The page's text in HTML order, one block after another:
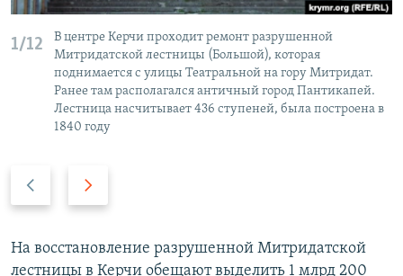
1/12
В центре Керчи проходит ремонт разрушенной
Митридатской лестницы (Большой), которая
поднимается с улицы Театральной на гору Митридат.
Ранее там располагался античный город Пантикапей.
Лестница насчитывает 436 ступеней, была построена в
1840 году
д
ы
д
у
На восстановление разрушенной Митридатской
лестницы в Керчи обещают выделить 1 млрд 200